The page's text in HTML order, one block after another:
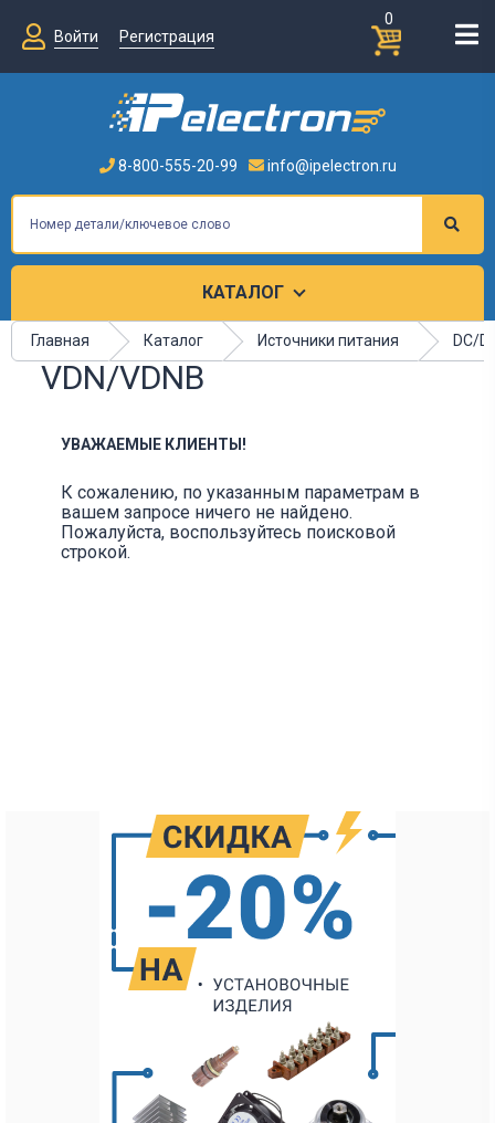
0
Войти
Регистрация
8-800-555-20-99 info@ipelectron.ru
КАТАЛОГ
Главная Каталог Источники питания DC/
VDN/VDNB
УВАЖАЕМЫЕ КЛИЕНТЫ!
К сожалению, по указанным параметрам в
вашем запросе ничего не найдено.
Пожалуйста, воспользуйтесь поисковой
строкой.